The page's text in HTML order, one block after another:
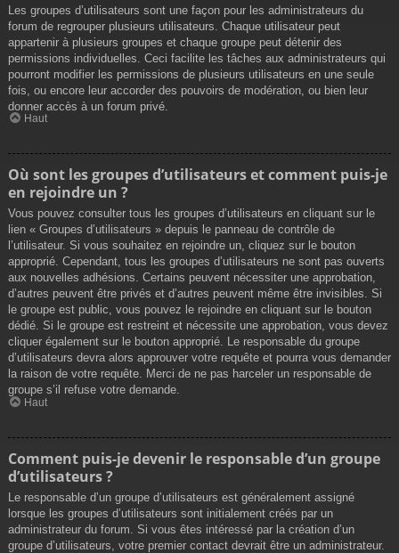
Les groupes d’utilisateurs sont une façon pour les administrateurs du
forum de regrouper plusieurs utilisateurs. Chaque utilisateur peut
appartenir à plusieurs groupes et chaque groupe peut détenir des
permissions individuelles. Ceci facilite les tâches aux administrateurs qui
pourront modifier les permissions de plusieurs utilisateurs en une seule
fois, ou encore leur accorder des pouvoirs de modération, ou bien leur
donner accès à un forum privé.
Haut
Où sont les groupes d’utilisateurs et comment puis-je
en rejoindre un ?
Vous pouvez consulter tous les groupes d’utilisateurs en cliquant sur le
lien « Groupes d’utilisateurs » depuis le panneau de contrôle de
l’utilisateur. Si vous souhaitez en rejoindre un, cliquez sur le bouton
approprié. Cependant, tous les groupes d’utilisateurs ne sont pas ouverts
aux nouvelles adhésions. Certains peuvent nécessiter une approbation,
d’autres peuvent être privés et d’autres peuvent même être invisibles. Si
le groupe est public, vous pouvez le rejoindre en cliquant sur le bouton
dédié. Si le groupe est restreint et nécessite une approbation, vous devez
cliquer également sur le bouton approprié. Le responsable du groupe
d’utilisateurs devra alors approuver votre requête et pourra vous demander
la raison de votre requête. Merci de ne pas harceler un responsable de
groupe s’il refuse votre demande.
Haut
Comment puis-je devenir le responsable d’un groupe
d’utilisateurs ?
Le responsable d’un groupe d’utilisateurs est généralement assigné
lorsque les groupes d’utilisateurs sont initialement créés par un
administrateur du forum. Si vous êtes intéressé par la création d’un
groupe d’utilisateurs, votre premier contact devrait être un administrateur.